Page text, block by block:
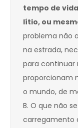
tempo de
lítio, ou
problema não
na estrada,
para continuar
proporcionam
o mundo, de
B. O que não
carregamento